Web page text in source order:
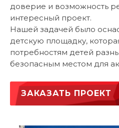
доверие и возможность
интересный проект.
Нашей задачей было
детскую площадку,
потребностям детей
безопасным местом для
ЗАКАЗАТЬ ПРОЕКТ